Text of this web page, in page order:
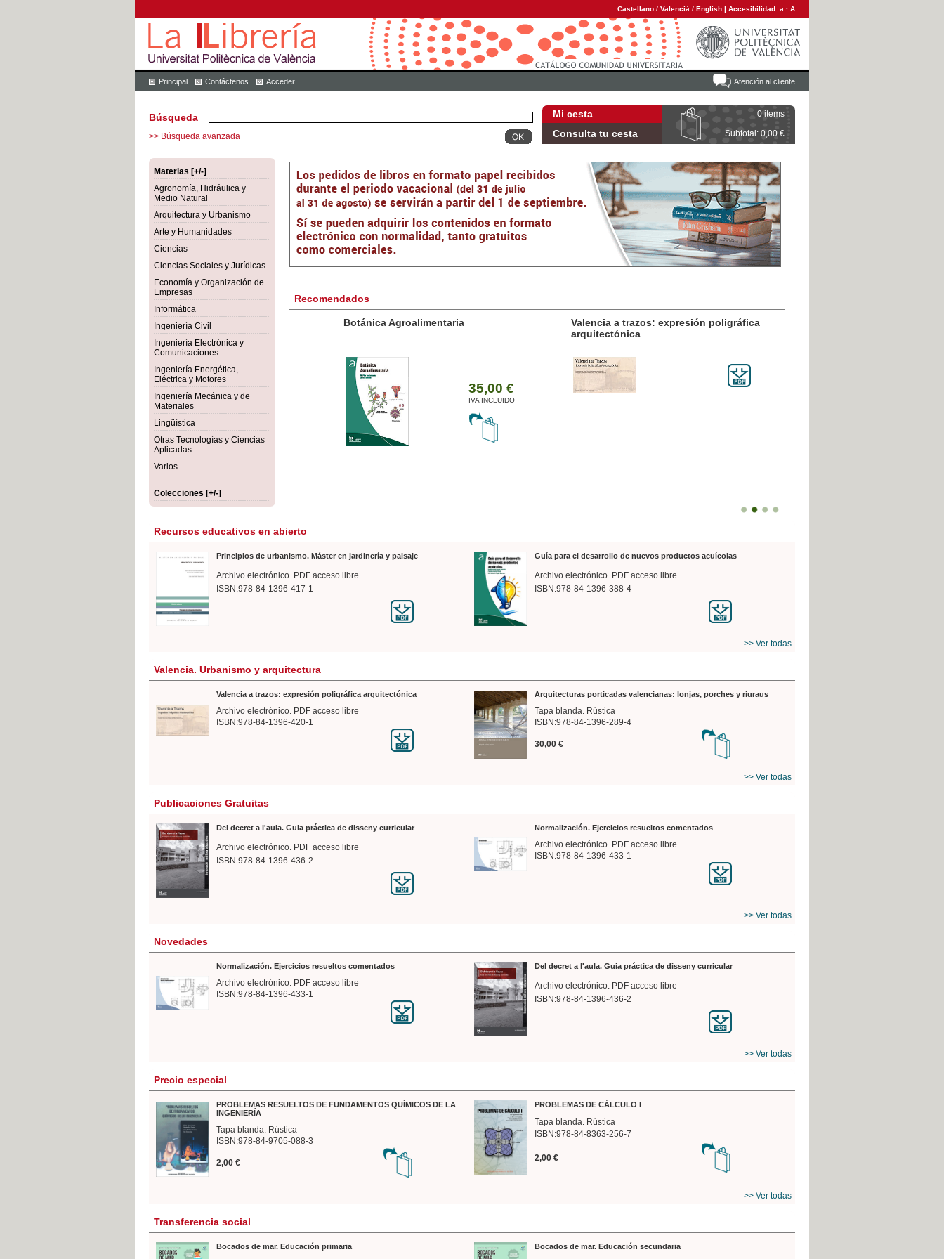
Castellano / Valencià / English | Accesibilidad: a · A
Atención al cliente
Principal Contáctenos Acceder
Mi cesta 0 items
Consulta tu cesta Subtotal: 0,00 €
Búsqueda
>> Búsqueda avanzada
Materias [+/-]
Agronomía, Hidráulica y
Medio Natural
Arquitectura y Urbanismo
Arte y Humanidades
Ciencias
Ciencias Sociales y Jurídicas
Economía y Organización de
Empresas
Informática
Ingeniería Civil
Ingeniería Electrónica y
Comunicaciones
Ingeniería Energética,
Eléctrica y Motores
Ingeniería Mecánica y de
Materiales
Lingüística
Otras Tecnologías y Ciencias
Aplicadas
Varios
Colecciones [+/-]
Recomendados
Botánica Agroalimentaria
Valencia a trazos: expresión poligráfica
arquitectónica
Recursos educativos en abierto
Principios de urbanismo. Máster en jardinería y paisaje
Archivo electrónico. PDF acceso libre
ISBN:978-84-1396-417-1
Guía para el desarrollo de nuevos productos acuícolas
Archivo electrónico. PDF acceso libre
ISBN:978-84-1396-388-4
>> Ver todas
Valencia. Urbanismo y arquitectura
Valencia a trazos: expresión poligráfica arquitectónica
Archivo electrónico. PDF acceso libre
ISBN:978-84-1396-420-1
Arquitecturas porticadas valencianas: lonjas, porches y riuraus
Tapa blanda. Rústica
ISBN:978-84-1396-289-4
30,00 €
>> Ver todas
Publicaciones Gratuitas
Del decret a l'aula. Guia práctica de disseny curricular
Archivo electrónico. PDF acceso libre
ISBN:978-84-1396-436-2
Normalización. Ejercicios resueltos comentados
Archivo electrónico. PDF acceso libre
ISBN:978-84-1396-433-1
>> Ver todas
Novedades
Normalización. Ejercicios resueltos comentados
Archivo electrónico. PDF acceso libre
ISBN:978-84-1396-433-1
Del decret a l'aula. Guia práctica de disseny curricular
Archivo electrónico. PDF acceso libre
ISBN:978-84-1396-436-2
>> Ver todas
Precio especial
PROBLEMAS RESUELTOS DE FUNDAMENTOS QUÍMICOS DE LA
INGENIERÍA
Tapa blanda. Rústica
ISBN:978-84-9705-088-3
2,00 €
PROBLEMAS DE CÁLCULO I
Tapa blanda. Rústica
ISBN:978-84-8363-256-7
2,00 €
>> Ver todas
Transferencia social
Bocados de mar. Educación primaria Bocados de mar. Educación secundaria